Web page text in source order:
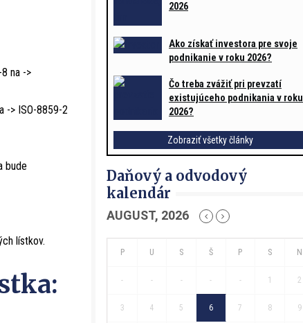
na ->
-> ISO-8859-2
bude
lístkov.
2026
Ako získať investora pre svoje
podnikanie v roku 2026?
Čo treba zvážiť pri prevzatí
existujúceho podnikania v roku
2026?
Zobraziť všetky články
Daňový a odvodový
kalendár
AUGUST, 2026
- - - - - 1 2
3 4 5 6 7 8 9